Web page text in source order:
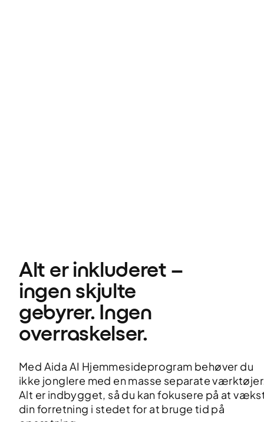
Alt er inkluderet –
ingen skjulte
gebyrer. Ingen
overraskelser.
Med Aida AI Hjemmesideprogram behøver du
ikke jonglere med en masse separate
Alt er indbygget, så du kan fokusere på at
din forretning i stedet for at bruge tid på